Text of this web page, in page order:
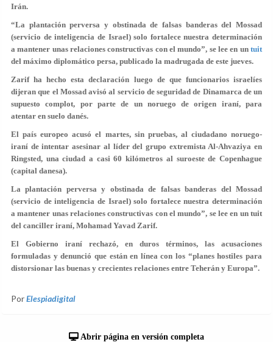
Irán.
“La plantación perversa y obstinada de falsas banderas del Mossad
(servicio de inteligencia de Israel) solo fortalece nuestra determinación
a mantener unas relaciones constructivas con el mundo”, se lee en un tuit
del máximo diplomático persa, publicado la madrugada de este jueves.
Zarif ha hecho esta declaración luego de que funcionarios israelíes
dijeran que el Mossad avisó al servicio de seguridad de Dinamarca de un
supuesto complot, por parte de un noruego de origen iraní, para
atentar en suelo danés.
El país europeo acusó el martes, sin pruebas, al ciudadano noruego-
iraní de intentar asesinar al líder del grupo extremista Al-Ahvaziya en
Ringsted, una ciudad a casi 60 kilómetros al suroeste de Copenhague
(capital danesa).
La plantación perversa y obstinada de falsas banderas del Mossad
(servicio de inteligencia de Israel) solo fortalece nuestra determinación
a mantener unas relaciones constructivas con el mundo”, se lee en un tuit
del canciller iraní, Mohamad Yavad Zarif.
El Gobierno iraní rechazó, en duros términos, las acusaciones
formuladas y denunció que están en línea con los “planes hostiles para
distorsionar las buenas y crecientes relaciones entre Teherán y Europa”.
PorElespiadigital
Abrir página en versión completa